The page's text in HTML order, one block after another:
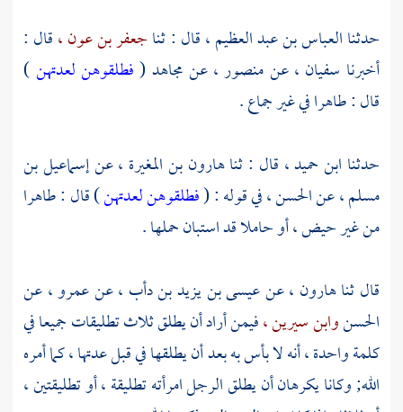
حدثناالعباس بن عبد العظيم ،قال : ثناجعفر بن عون ،قال :
أخبرنا سفيان ،عنمنصور ،عنمجاهد (فطلقوهن لعدتهن)
قال : طاهرا في غير جماع .
حدثنا ابن حميد ، قال : ثناهارون بن المغيرة ،عنإسماعيل بن
مسلم ،عنالحسن ،في قوله : (فطلقوهن لعدتهن) قال : طاهرا
من غير حيض ، أو حاملا قد استبان حملها .
قال ثناهارون ،عنعيسى بن يزيد بن دأب ،عنعمرو ،عن
الحسنوابن سيرين ،فيمن أراد أن يطلق ثلاث تطليقات جميعا في
كلمة واحدة ، أنه لا بأس به بعد أن يطلقها في قبل عدتها ، كما أمره
الله; وكانا يكرهان أن يطلق الرجل امرأته تطليقة ، أو تطليقتين ،